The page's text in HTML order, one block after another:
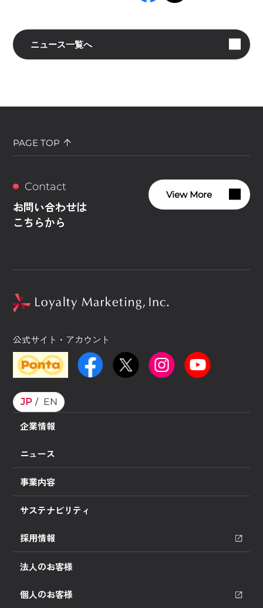
ニュース一覧へ
PAGE TOP
Contact
お問い合わせは
こちらから
View More
公式サイト・アカウント
JP EN
企業情報
ニュース
事業内容
サステナビリティ
採用情報
法人のお客様
個人のお客様